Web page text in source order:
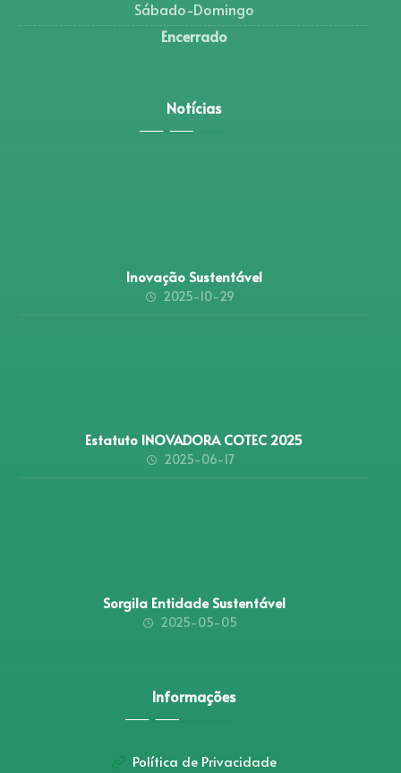
Sábado-Domingo
Encerrado
Notícias
Inovação Sustentável
2025-10-29
Estatuto INOVADORA COTEC 2025
2025-06-17
Sorgila Entidade Sustentável
2025-05-05
Informações
Política de Privacidade